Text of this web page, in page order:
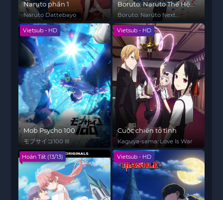
Naruto phần 1
Naruto Dattebayo
Boruto: Naruto Thế Hệ
Kế Tiếp
Boruto: Naruto Next
Generations
Vietsub - HD
Mob Psycho 100
モブサイコ100 III
Vietsub - HD
Cuộc chiến tỏ tình
Kaguya-sama: Love Is War
Hoàn Tất (13/13) Vietsub - HD